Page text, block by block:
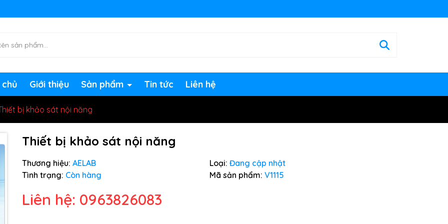
chờ đợi bạn
Giới thiệu Sản phẩm Tin tức Liên hệ
bị khảo sát nội năng
Thiết bị khảo sát nội năng
Thương hiệu: AELAB Loại: Đang cập nhật
Tình trạng: Còn hàng Mã sản phẩm: V1115
Liên hệ: 0963826083